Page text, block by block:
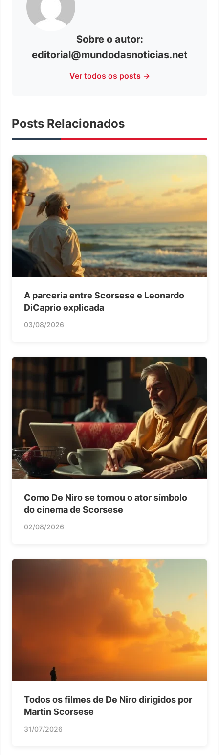
Sobre o autor:
editorial@mundodasnoticias.net
Ver todos os posts →
Posts Relacionados
A parceria entre Scorsese e Leonardo
DiCaprio explicada
03/08/2026
Como De Niro se tornou o ator símbolo
do cinema de Scorsese
02/08/2026
Todos os filmes de De Niro dirigidos por
Martin Scorsese
31/07/2026